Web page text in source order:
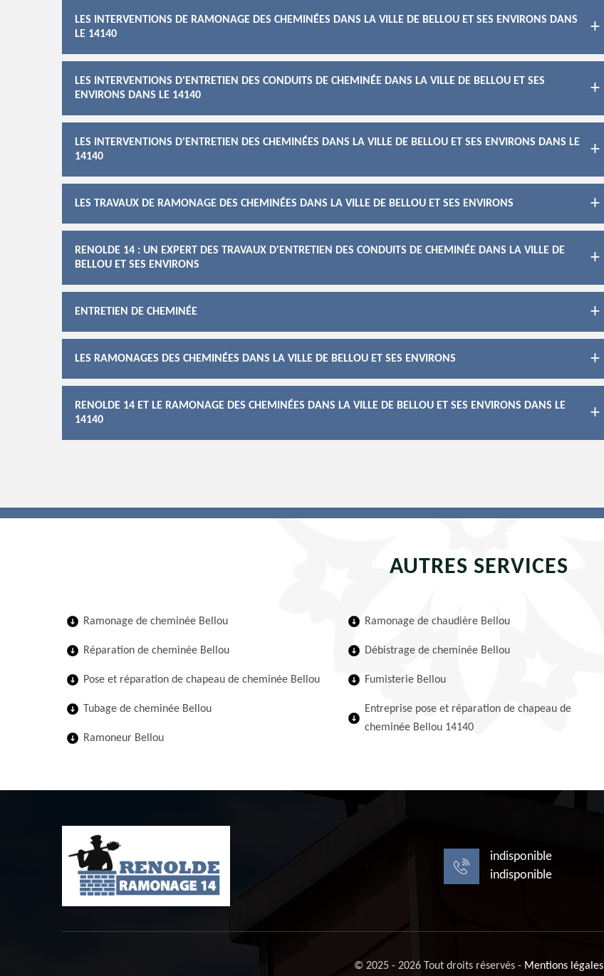
LES INTERVENTIONS DE RAMONAGE DES CHEMINÉES DANS LA VILLE DE BELLOU ET SES ENVIRONS DANS
LE 14140
LES INTERVENTIONS D'ENTRETIEN DES CONDUITS DE CHEMINÉE DANS LA VILLE DE BELLOU ET SES
ENVIRONS DANS LE 14140
LES INTERVENTIONS D'ENTRETIEN DES CHEMINÉES DANS LA VILLE DE BELLOU ET SES ENVIRONS DANS LE
14140
LES TRAVAUX DE RAMONAGE DES CHEMINÉES DANS LA VILLE DE BELLOU ET SES ENVIRONS
RENOLDE 14 : UN EXPERT DES TRAVAUX D'ENTRETIEN DES CONDUITS DE CHEMINÉE DANS LA VILLE DE
BELLOU ET SES ENVIRONS
ENTRETIEN DE CHEMINÉE
LES RAMONAGES DES CHEMINÉES DANS LA VILLE DE BELLOU ET SES ENVIRONS
RENOLDE 14 ET LE RAMONAGE DES CHEMINÉES DANS LA VILLE DE BELLOU ET SES ENVIRONS DANS LE
14140
AUTRES SERVICES
Ramonage de cheminée Bellou
Réparation de cheminée Bellou
Pose et réparation de chapeau de cheminée Bellou
Tubage de cheminée Bellou
Ramoneur Bellou
Ramonage de chaudière Bellou
Débistrage de cheminée Bellou
Fumisterie Bellou
Entreprise pose et réparation de chapeau de
cheminée Bellou 14140
indisponible
indisponible
© 2025 - 2026 Tout droits réservés - Mentions légales